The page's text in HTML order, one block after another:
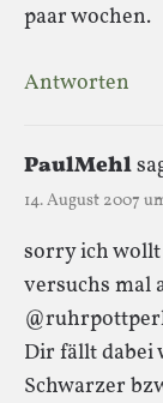
paar wochen.
Antworten
PaulMehl
14. August 2007
sorry ich
versuchs mal
Dir fällt dabei
Schwarzer